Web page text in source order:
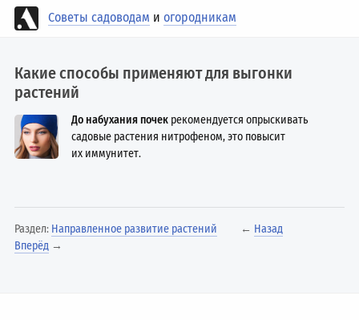
Советы садоводам иогородникам
Какие способы применяют для выгонки
растений
До набухания почек рекомендуется опрыскивать
садовые растения нитрофеном, это повысит
их иммунитет.
Раздел: Направленное развитие растений ← Назад
Вперёд →